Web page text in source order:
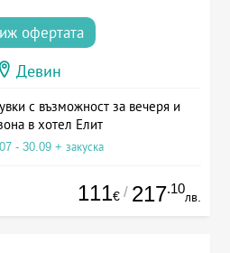
офертата
Девин
с възможност за вечеря и
в хотел Елит
- 30.09 + закуска
111€ / 217.10
лв.